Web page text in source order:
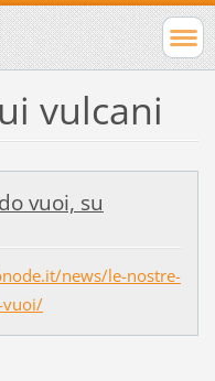
vulcani
vuoi, su
news/le-nostre-
vuoi/